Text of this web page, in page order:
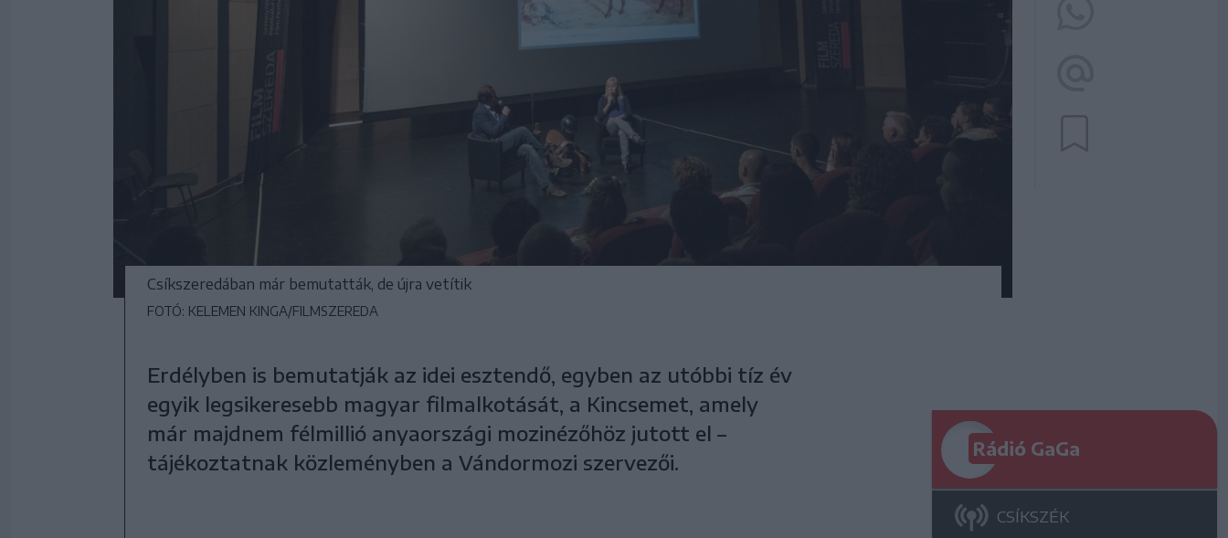
Csíkszeredában már bemutatták, de újra vetítik
FOTÓ: KELEMEN KINGA/FILMSZEREDA
Erdélyben is bemutatják az idei esztendő, egyben az utóbbi tíz év
egyik legsikeresebb magyar filmalkotását, a Kincsemet, amely
már majdnem félmillió anyaországi mozinézőhöz jutott el –
tájékoztatnak közleményben a Vándormozi szervezői.
Rádió GaGa
CSÍKSZÉK